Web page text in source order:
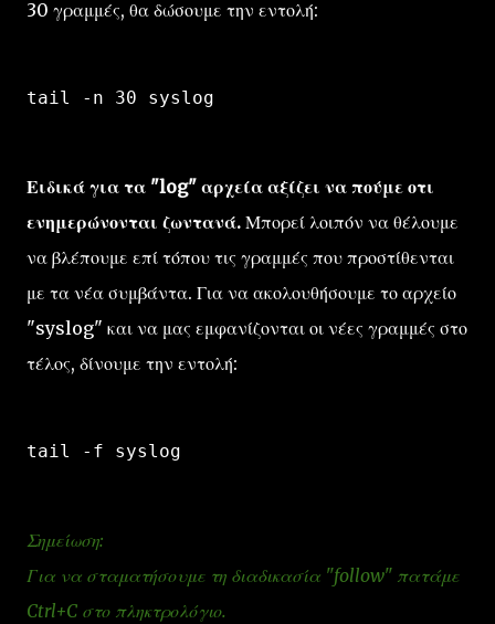
30 γραμμές, θα δώσουμε την εντολή:
tail -n 30 syslog
Ειδικά για τα "log" αρχεία αξίζει να πούμε οτι
ενημερώνονται ζωντανά. Μπορεί λοιπόν να θέλουμε
να βλέπουμε επί τόπου τις γραμμές που προστίθενται
με τα νέα συμβάντα. Για να ακολουθήσουμε το αρχείο
"syslog" και να μας εμφανίζονται οι νέες γραμμές στο
τέλος, δίνουμε την εντολή:
tail -f syslog
Σημείωση:
Για να σταματήσουμε τη διαδικασία "follow" πατάμε
Ctrl+C στο πληκτρολόγιο.